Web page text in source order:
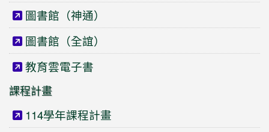
圖書館（神通）
圖書館（全誼）
教育雲電子書
課程計畫
114學年課程計畫